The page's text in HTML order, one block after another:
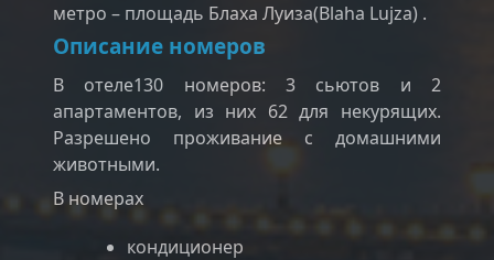
метро – площадь Блаха Луиза(Blaha Lujza) .
Описание номеров
В отеле130 номеров: 3 сьютов и 2
апартаментов, из них 62 для некурящих.
Разрешено проживание с домашними
животными.
В номерах
кондиционер